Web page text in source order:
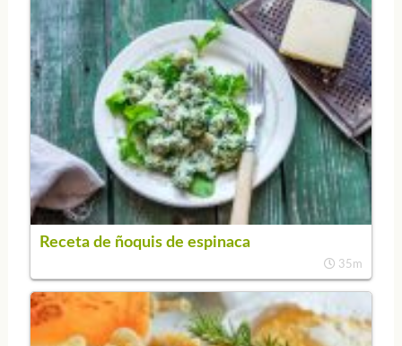
Receta de ñoquis de espinaca
35m